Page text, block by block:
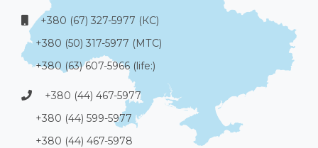
+380 (67) 327-5977 (КС)
+380 (50) 317-5977 (МТС)
+380 (63) 607-5966 (life:)
+380 (44) 467-5977
+380 (44) 599-5977
+380 (44) 467-5978